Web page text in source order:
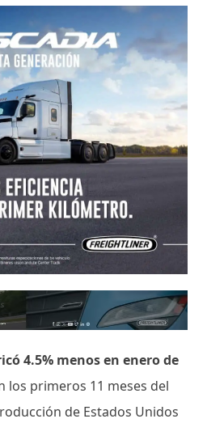
4.5% menos en enero de
los primeros 11 meses del
de Estados Unidos